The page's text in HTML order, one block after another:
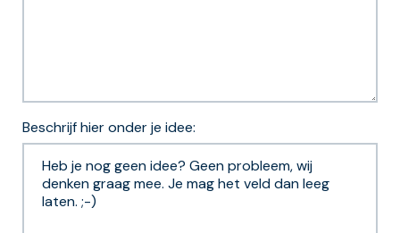
Beschrijf hier onder je idee: